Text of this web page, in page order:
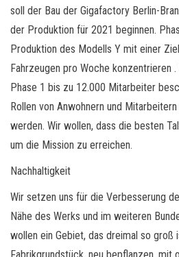
soll der Bau der Gigafactory Berlin-
der Produktion für 2021 beginnen.
Produktion des Modells Y mit einer
Fahrzeugen pro Woche konzentrieren
Phase 1 bis zu 12.000 Mitarbeiter
Rollen von Anwohnern und
werden. Wir wollen, dass die besten
um die Mission zu erreichen.
Nachhaltigkeit
Wir setzen uns für die Verbesserung
Nähe des Werks und im weiteren
wollen ein Gebiet, das dreimal so groß